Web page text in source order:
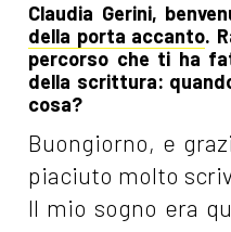
Claudia Gerini,
della porta accanto.
percorso che ti ha
della scrittura:
cosa?
Buongiorno, e
piaciuto molto
Il mio sogno era